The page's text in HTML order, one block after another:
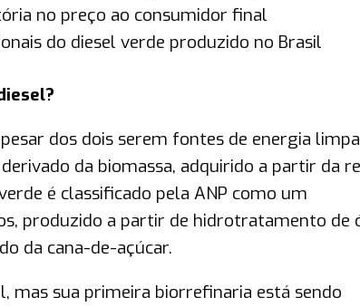
no preço ao consumidor final
do diesel verde produzido no Brasil
dos dois serem fontes de energia
da biomassa, adquirido a partir da
é classificado pela ANP como um
produzido a partir de hidrotratamento de
da cana-de-açúcar.
mas sua primeira biorrefinaria está sendo